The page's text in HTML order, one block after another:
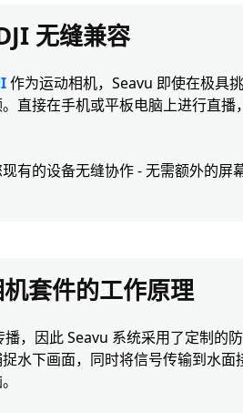
无缝兼容
作为运动相机，Seavu 即使在极具
直接在手机或平板电脑上进行直播
有的设备无缝协作 - 无需额外的屏
套件的工作原理
，因此 Seavu 系统采用了定制的
水下画面，同时将信号传输到水面